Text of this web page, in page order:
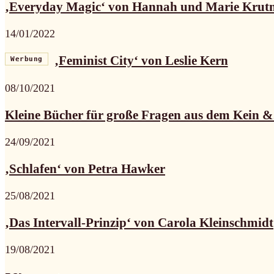
‚Everyday Magic‘ von Hannah und Marie
14/01/2022
Werbung ‚Feminist City‘ von Leslie Kern
08/10/2021
Kleine Bücher für große Fragen aus dem Kein
24/09/2021
‚Schlafen‘ von Petra Hawker
25/08/2021
‚Das Intervall-Prinzip‘ von Carola Kleinschmidt
19/08/2021